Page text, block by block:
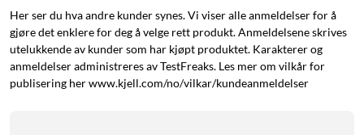
Her ser du hva andre kunder synes. Vi viser alle anmeldelser for å
gjøre det enklere for deg å velge rett produkt. Anmeldelsene skrives
utelukkende av kunder som har kjøpt produktet. Karakterer og
anmeldelser administreres av TestFreaks. Les mer om vilkår for
publisering her www.kjell.com/no/vilkar/kundeanmeldelser